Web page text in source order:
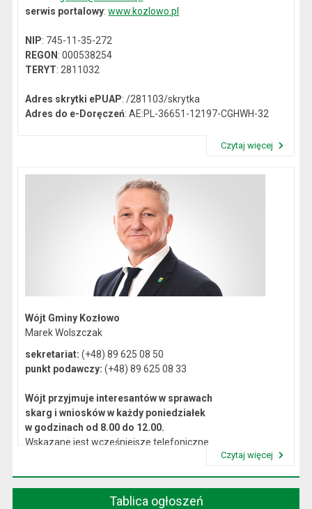
serwis portalowy:www.kozlowo.pl
NIP: 745-11-35-272
REGON: 000538254
TERYT: 2811032
Adres skrytki ePUAP: /281103/skrytka
Adres do e-Doręczeń: AE:PL-36651-12197-CGHWH-32
Czytaj więcej
Wójt Gminy Kozłowo
Marek Wolszczak
sekretariat: (+48) 89 625 08 50
punkt podawczy: (+48) 89 625 08 33
Wójt przyjmuje interesantów w sprawach
skarg i wniosków w każdy poniedziałek
w godzinach od 8.00 do 12.00.
Wskazane jest wcześniejsze telefoniczne
Czytaj więcej
Tablica ogłoszeń